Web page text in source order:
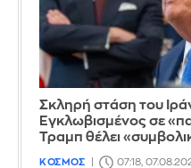
Σκληρή στάση του
Εγκλωβισμένος σε
Τραμπ θέλει
ΚΟΣΜΟΣ 07:18,